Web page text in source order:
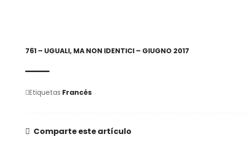
761 – UGUALI, MA NON IDENTICI – GIUGNO 2017
Etiquetas Francés
Comparte este artículo